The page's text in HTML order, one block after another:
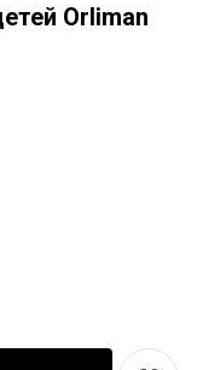
Orliman